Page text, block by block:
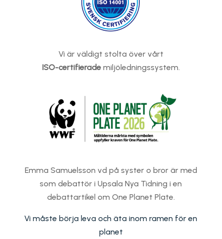
Vi är väldigt stolta över vårt
ISO-certifierademiljöledningssystem.
Emma Samuelsson vd på syster o bror är med
som debattör i Upsala Nya Tidning i en
debattartikel om One Planet Plate.
Vi måste börja leva och äta inom ramen för en
planet